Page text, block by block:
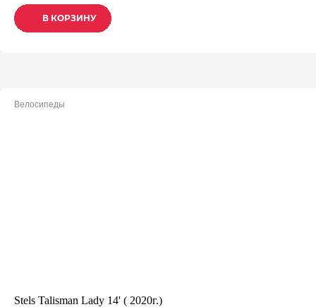
В КОРЗИНУ
В КОРЗИНУ
В КОРЗИНУ
Велосипеды
Stels Talisman Lady 14' ( 2020г.)